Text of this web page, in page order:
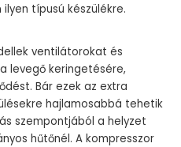
típusú készülékre.
ventilátorokat és
levegő keringetésére,
Bár ezek az extra
hajlamosabbá tehetik
szempontjából a helyzet
hűtőnél. A kompresszor